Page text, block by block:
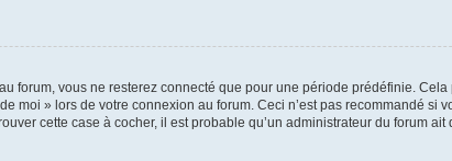
forum, vous ne resterez connecté que pour une période prédéfinie.
moi » lors de votre connexion au forum. Ceci n’est pas recommandé si
cette case à cocher, il est probable qu’un administrateur du forum ait